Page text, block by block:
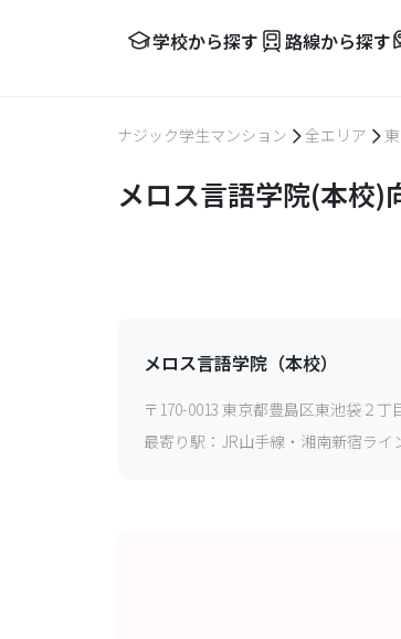
学校から探す 路線から探す
ナジック学生マンション 全エリア
メロス言語学院(本校)
メロス言語学院（本校）
〒 170-0013 東京都豊島区東池袋２丁
最寄り駅： JR山手線・湘南新宿ライ